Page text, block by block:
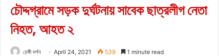
চৌদ্দগ্রামে সড়ক দুর্ঘটনায় সাবেক ছাত্রলীগ নেতা
নিহত, আহত ২
চেঙ্গী দর্পন April 24, 2021 539 1 minute read